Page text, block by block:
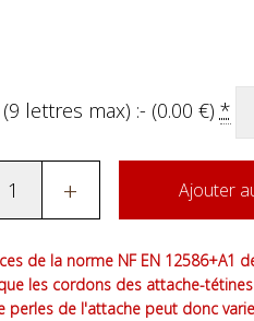
lettres max) :- (0.00 €) *
+ Ajouter
de la norme NF EN 12586+A1
les cordons des attache-
perles de l'attache peut donc